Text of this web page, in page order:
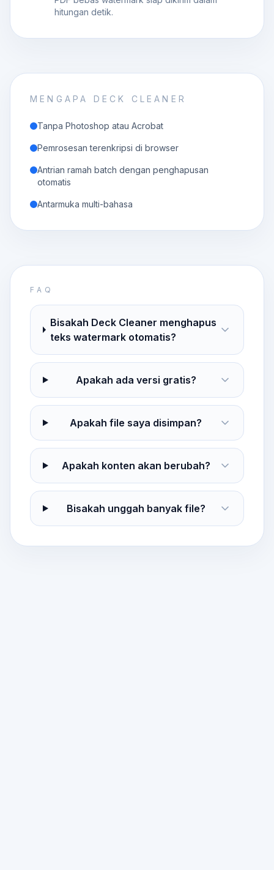
hitungan detik.
MENGAPA DECK CLEANER
Tanpa Photoshop atau Acrobat
Pemrosesan terenkripsi di browser
Antrian ramah batch dengan penghapusan
otomatis
Antarmuka multi-bahasa
FAQ
Bisakah Deck Cleaner menghapus
teks watermark otomatis?
Apakah ada versi gratis?
Apakah file saya disimpan?
Apakah konten akan berubah?
Bisakah unggah banyak file?